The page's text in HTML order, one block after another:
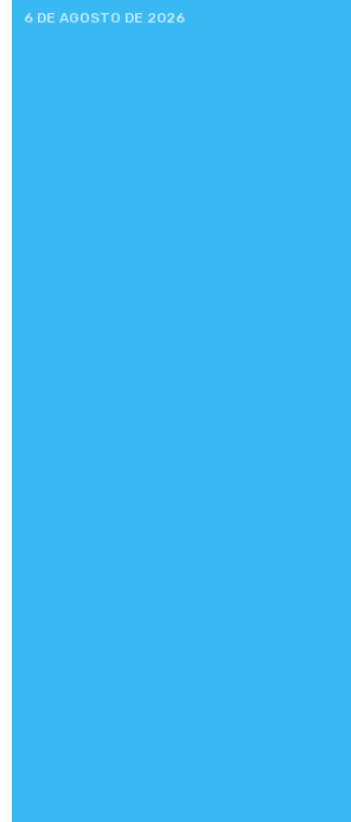
6 DE AGOSTO DE 2026